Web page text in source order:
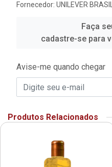
Fornecedor: UNILEVER
Faça
cadastre-se para
Avise-me quando chegar
Produtos Relacionados